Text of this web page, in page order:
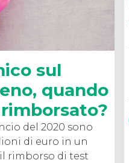
sul
quando
del 2020 sono
di euro in un
rimborso di test